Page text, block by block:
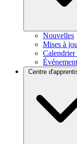
Nouvelles
Mises à
Calendrier
Centre